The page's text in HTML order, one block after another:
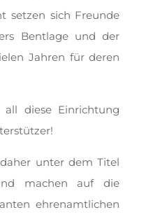
setzen sich Freunde
Bentlage und der
Jahren für deren
diese Einrichtung
unter dem Titel
machen auf die
ehrenamtlichen